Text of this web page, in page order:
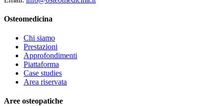
Osteomedicina
Chi siamo
Prestazioni
Approfondimenti
Piattaforma
Case studies
Area riservata
Aree osteopatiche